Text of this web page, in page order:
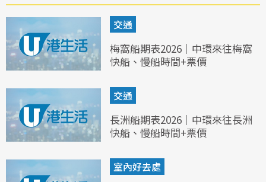
交通
梅窩船期表2026｜中環來往梅窩
快船、慢船時間+票價
交通
長洲船期表2026｜中環來往長洲
快船、慢船時間+票價
室內好去處